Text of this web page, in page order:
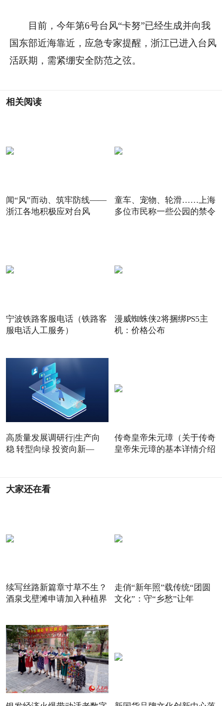
目前，今年第6号台风“卡努”已经生成并向我
国东部近海靠近，应急专家提醒，浙江已进入台风
活跃期，需紧绷安全防范之弦。
相关阅读
闻“风”而动、筑牢防线——
浙江各地积极应对台风
童车、宠物、轮滑……上海
多位市民称一些公园的禁令
宁波铁路客服电话（铁路客
服电话人工服务）
漫威蜘蛛侠2将捆绑PS5主
机：价格公布
高质量发展调研行|生产向
稳 转型向绿 投资向新—
传奇皇帝朱元璋（关于传奇
皇帝朱元璋的基本详情介绍
大家还在看
续写丝路新篇章寸草不生？
酒泉戈壁滩申请加入种植界
走俏“新年照”载传统“团圆
文化”：守“乡愁”让年